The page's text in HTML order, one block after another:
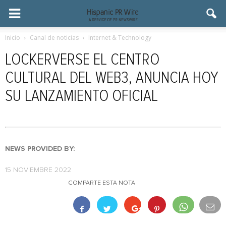
Inicio Canal de noticias Internet & Technology
LOCKERVERSE EL CENTRO
CULTURAL DEL WEB3, ANUNCIA HOY
SU LANZAMIENTO OFICIAL
NEWS PROVIDED BY:
15 NOVIEMBRE 2022
COMPARTE ESTA NOTA